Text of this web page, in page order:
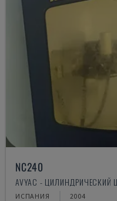
NC240
AVYAC -
ИСПАНИЯ 2004